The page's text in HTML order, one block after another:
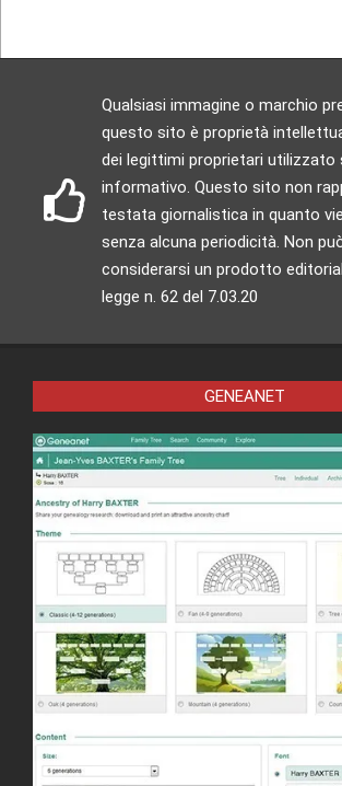
Qualsiasi immagine o marchio
questo sito è proprietà
dei legittimi proprietari utilizzato
informativo. Questo sito non
testata giornalistica in quanto
senza alcuna periodicità. Non
considerarsi un prodotto
legge n. 62 del 7.03.20
GENEANET